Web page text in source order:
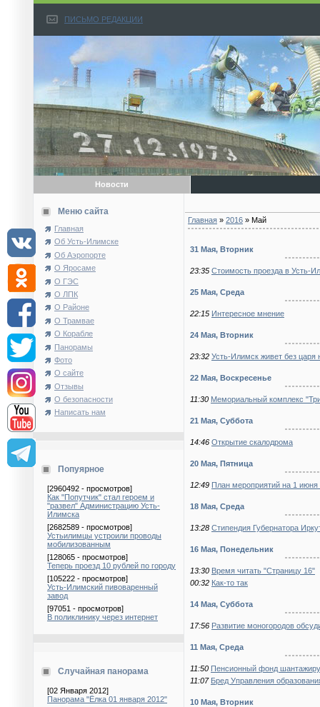
ПИСЬМО РЕДАКЦИИ
Новости
Меню сайта
Главная
Об Усть-Илимске
Об Аэропорте
О Яросаме
О ГЭС
О ЛПК
О Районе
О Трамвае
О Корабле
Панорамы
Фото
О сайте
Отзывы
О безопасности
Написать нам
Попуярное
[2960492 - просмотров]
Как "Попутчик" стал героем и
"развел" Администрацию Усть-
Илимска
[2682589 - просмотров]
Устьилимцы устроили проводы
мобилизованным
[128065 - просмотров]
Теперь проезд 10 рублей по городу
[105222 - просмотров]
Усть-Илимский пивоваренный
завод
[97051 - просмотров]
В поликлинику через интернет
Случайная панорама
[02 Января 2012]
Панорама "Ёлка 01 января 2012"
Главная » 2016 » Май
31 Мая, Вторник
23:35 Стоимость проезда в Усть-
25 Мая, Среда
22:15 Интересное мнение
24 Мая, Вторник
23:32 Усть-Илимск живет без царя
22 Мая, Воскресенье
11:30 Мемориальный комплекс
21 Мая, Суббота
14:46 Открытие скалодрома
20 Мая, Пятница
12:49 План мероприятий на 1 июня
18 Мая, Среда
13:28 Стипендия Губернатора
16 Мая, Понедельник
13:30 Время читать "Страницу 16"
00:32 Как-то так
14 Мая, Суббота
17:56 Развитие моногородов
11 Мая, Среда
11:50 Пенсионный фонд
11:07 Бред Управления
10 Мая, Вторник